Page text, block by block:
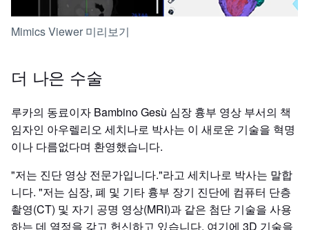
Mimics Viewer 미리보기
더 나은 수술
루카의 동료이자 Bambino Gesù 심장 흉부 영상 부서의 책
임자인 아우렐리오 세치나로 박사는 이 새로운 기술을 혁명
이나 다름없다며 환영했습니다.
"저는 진단 영상 전문가입니다."라고 세치나로 박사는 말합
니다. "저는 심장, 폐 및 기타 흉부 장기 진단에 컴퓨터 단층
촬영(CT) 및 자기 공명 영상(MRI)과 같은 첨단 기술을 사용
하는 데 열정을 갖고 헌신하고 있습니다. 여기에 3D 기술을